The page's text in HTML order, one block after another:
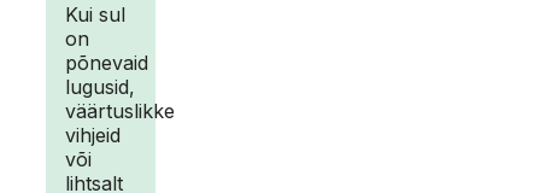
Kui sul
on
põnevaid
lugusid,
väärtuslikke
vihjeid
või
lihtsalt